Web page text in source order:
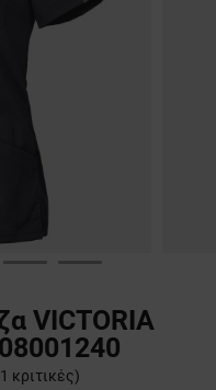
VICTORIA
1 κριτικές)